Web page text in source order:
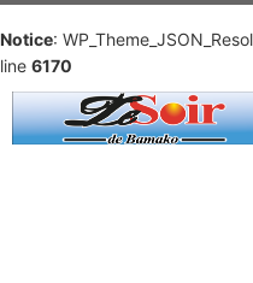
Notice:
line 6170